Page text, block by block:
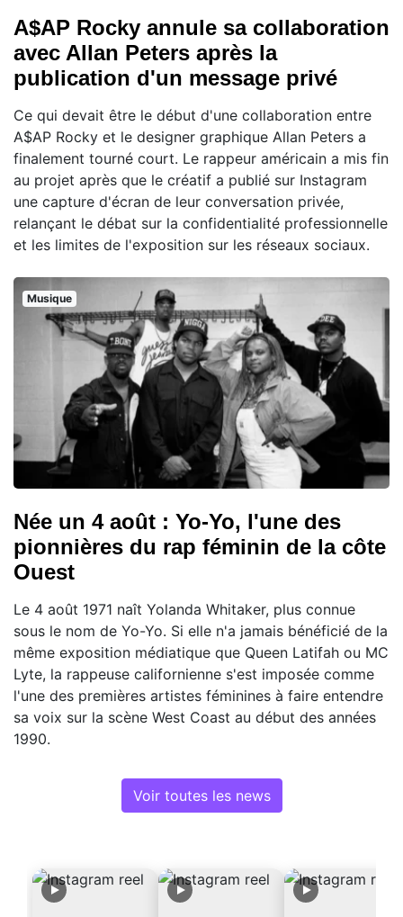
A$AP Rocky annule sa collaboration
avec Allan Peters après la
publication d'un message privé
Ce qui devait être le début d'une collaboration entre
A$AP Rocky et le designer graphique Allan Peters a
finalement tourné court. Le rappeur américain a mis fin
au projet après que le créatif a publié sur Instagram
une capture d'écran de leur conversation privée,
relançant le débat sur la confidentialité professionnelle
et les limites de l'exposition sur les réseaux sociaux.
Musique
Née un 4 août : Yo-Yo, l'une des
pionnières du rap féminin de la côte
Ouest
Le 4 août 1971 naît Yolanda Whitaker, plus connue
sous le nom de Yo-Yo. Si elle n'a jamais bénéficié de la
même exposition médiatique que Queen Latifah ou MC
Lyte, la rappeuse californienne s'est imposée comme
l'une des premières artistes féminines à faire entendre
sa voix sur la scène West Coast au début des années
1990.
Voir toutes les news